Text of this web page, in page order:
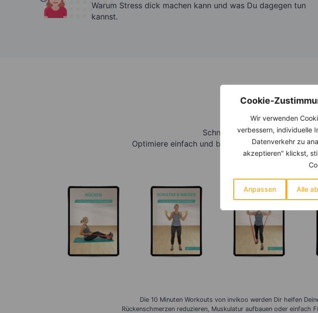
Cookie-
Wir verwenden
verbessern, individuelle
Datenverkehr zu
akzeptieren" klickst,
Anpassen Alle
Warum Stress dick machen kann und was Du dagegen tun
kannst.
10
Schnell Abnehmen mit den 10
Optimiere einfach und bequem von zu Hause
erfolgreiche
Die 10 Minuten Workouts von invikoo werden Dir helfen
Rückenschmerzen reduzieren, Muskulatur aufbauen oder einfach